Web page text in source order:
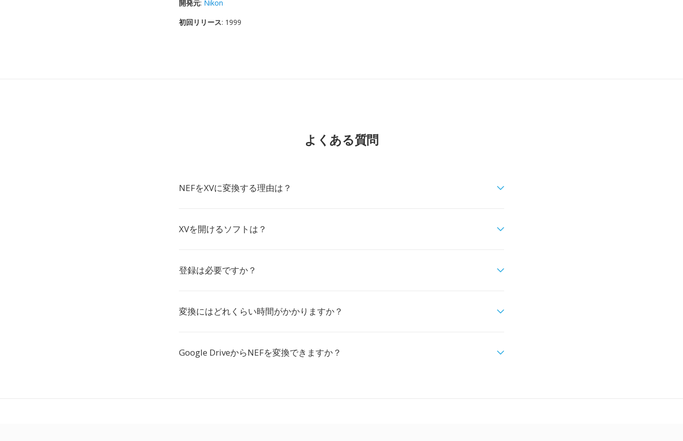
開発元: Nikon
初回リリース: 1999
よくある質問
NEFをXVに変換する理由は？
XVを開けるソフトは？
登録は必要ですか？
変換にはどれくらい時間がかかりますか？
Google DriveからNEFを変換できますか？